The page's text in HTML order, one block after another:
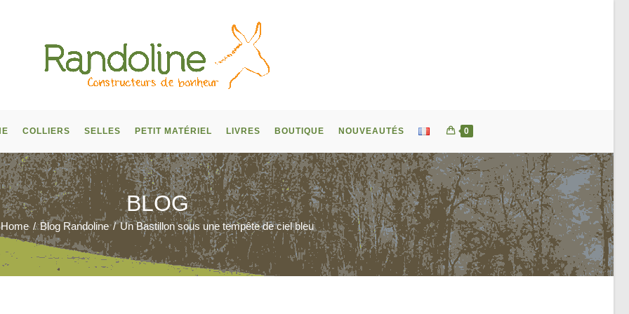
COLLIERS SELLES PETIT MATÉRIEL LIVRES BOUTIQUE NOUVEAUTÉS 0
BLOG
Home / Blog Randoline / Un Bastillon sous une tempête de ciel bleu